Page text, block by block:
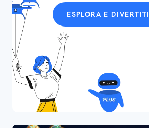
ESPLORA E DIVERTITI